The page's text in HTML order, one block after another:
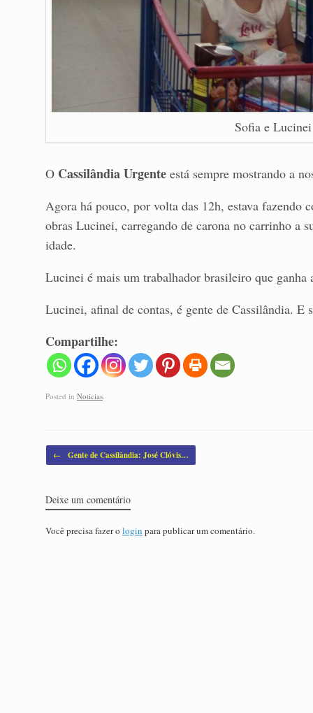
Sofia e
O Cassilândia Urgente está sempre mostrando a
Agora há pouco, por volta das 12h, estava fazendo
obras Lucinei, carregando de carona no carrinho a
idade.
Lucinei é mais um trabalhador brasileiro que ganha
Lucinei, afinal de contas, é gente de Cassilândia. E
Compartilhe:
Posted in Noticias
Post navigation
← Gente de Cassilândia: José Clóvis…
Deixe um comentário
Você precisa fazer o login para publicar um comentário.